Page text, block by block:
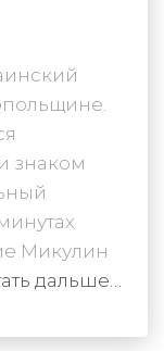
знаком
Микулин
дальше…